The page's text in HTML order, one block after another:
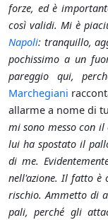
forze, ed è
così validi. Mi è
Napoli: tranquillo,
pochissimo a un
pareggio qui,
Marchegiani
allarme a nome di
mi sono messo con
lui ha spostato il
di me.
nell'azione. Il fatto è
rischio. Ammetto di
pali, perché gli